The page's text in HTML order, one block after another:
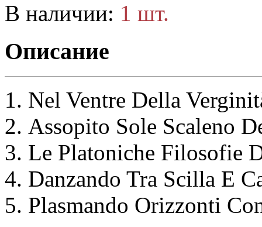
В наличии: 1 шт.
Описание
Nel Ventre Della
Assopito Sole Scaleno
Le Platoniche Filosofie
Danzando Tra Scilla E
Plasmando Orizzonti